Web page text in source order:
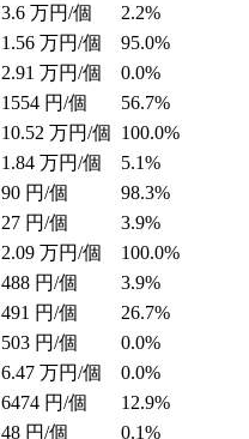
3.6 万円/個
2.2%
1.56 万円/個
95.0%
2.91 万円/個
0.0%
1554 円/個
56.7%
10.52 万円/個 100.0%
1.84 万円/個
5.1%
90 円/個
98.3%
27 円/個
3.9%
2.09 万円/個
100.0%
488 円/個
3.9%
491 円/個
26.7%
503 円/個
0.0%
6.47 万円/個
0.0%
6474 円/個
12.9%
48 円/個
0.1%